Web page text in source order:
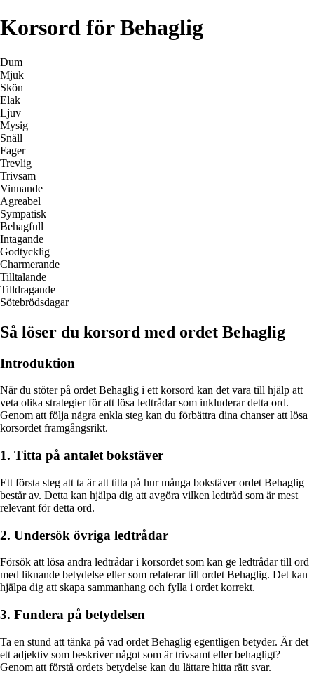
Korsord för Behaglig
Dum
Mjuk
Skön
Elak
Ljuv
Mysig
Snäll
Fager
Trevlig
Trivsam
Vinnande
Agreabel
Sympatisk
Behagfull
Intagande
Godtycklig
Charmerande
Tilltalande
Tilldragande
Sötebrödsdagar
Så löser du korsord med ordet Behaglig
Introduktion
När du stöter på ordet Behaglig i ett korsord kan det vara till hjälp att
veta olika strategier för att lösa ledtrådar som inkluderar detta ord.
Genom att följa några enkla steg kan du förbättra dina chanser att lösa
korsordet framgångsrikt.
1. Titta på antalet bokstäver
Ett första steg att ta är att titta på hur många bokstäver ordet Behaglig
består av. Detta kan hjälpa dig att avgöra vilken ledtråd som är mest
relevant för detta ord.
2. Undersök övriga ledtrådar
Försök att lösa andra ledtrådar i korsordet som kan ge ledtrådar till ord
med liknande betydelse eller som relaterar till ordet Behaglig. Det kan
hjälpa dig att skapa sammanhang och fylla i ordet korrekt.
3. Fundera på betydelsen
Ta en stund att tänka på vad ordet Behaglig egentligen betyder. Är det
ett adjektiv som beskriver något som är trivsamt eller behagligt?
Genom att förstå ordets betydelse kan du lättare hitta rätt svar.